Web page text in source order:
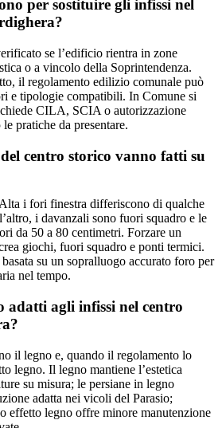
per sostituire gli infissi nel
se l’edificio rientra in zone
o a vincolo della Soprintendenza.
il regolamento edilizio comunale può
e tipologie compatibili. In Comune si
CILA, SCIA o autorizzazione
pratiche da presentare.
centro storico vanno fatti su
i fori finestra differiscono di qualche
i davanzali sono fuori squadro e le
da 50 a 80 centimetri. Forzare un
giochi, fuori squadro e ponti termici.
su un sopralluogo accurato foro per
nel tempo.
adatti agli infissi nel centro
il legno e, quando il regolamento lo
legno. Il legno mantiene l’estetica
su misura; le persiane in legno
adatta nei vicoli del Parasio;
effetto legno offre minore manutenzione